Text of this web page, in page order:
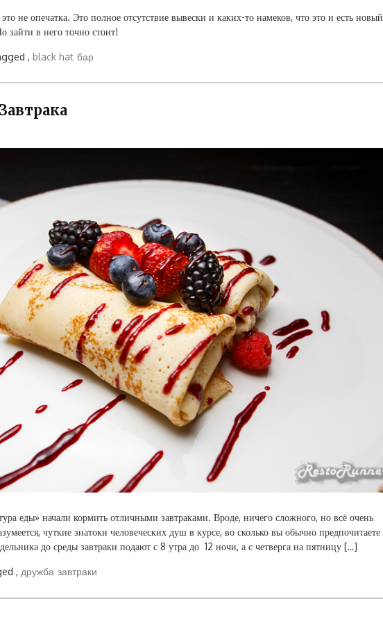
не опечатка. Это полное отсутствие вывески и каких-то намеков, что это и есть новый
зайти в него точно стоит!
, black hat бар
еды» начали кормить отличными завтраками. Вроде, ничего сложного, но всё очень
чуткие знатоки человеческих душ в курсе, во сколько вы обычно предпочитаете
до среды завтраки подают с 8 утра до 12 ночи, а с четверга на пятницу […]
, дружба завтраки